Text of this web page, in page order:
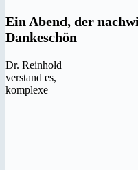
Ein Abend, der
Dankeschön
Dr. Reinhold
verstand es,
komplexe